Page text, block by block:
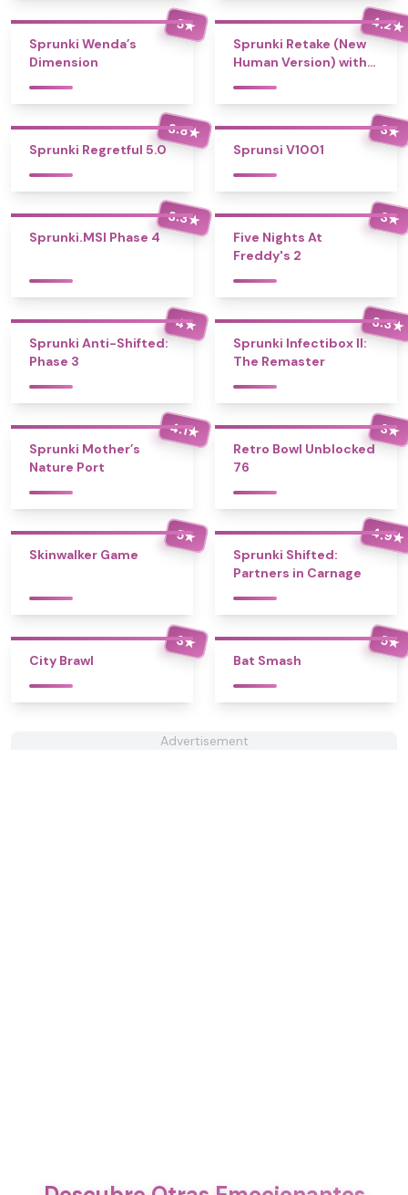
5★
Sprunki Wenda’s
Dimension
4.2★
Sprunki Retake (New
Human Version) with
3.8★
Sprunki Regretful 5.0
3★
Sprunsi V1001
3.3★
Sprunki.MSI Phase 4
3★
Five Nights At
Freddy's 2
4★
Sprunki Anti-Shifted:
Phase 3
3.3★
Sprunki Infectibox II:
The Remaster
4.1★
Sprunki Mother’s
Nature Port
3★
Retro Bowl Unblocked
76
5★
Skinwalker Game
4.9★
Sprunki Shifted:
Partners in Carnage
3★
City Brawl
5★
Bat Smash
Advertisement